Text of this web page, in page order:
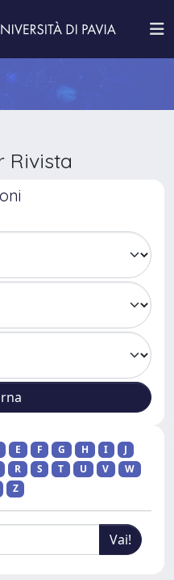
Rivista
E F G H I
J
R S T U V
W
Z